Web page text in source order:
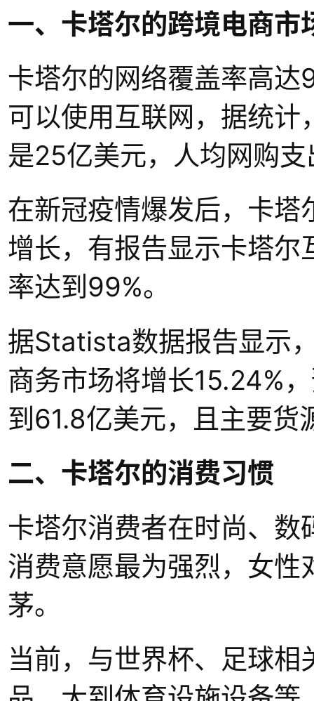
一、卡塔尔的跨境电商市
卡塔尔的网络覆盖率高
可以使用互联网，据统
是25亿美元，人均网购
在新冠疫情爆发后，卡
增长，有报告显示卡塔
率达到99%。
据Statista数据报告显示
商务市场将增长15.24%
到61.8亿美元，且主要货
二、卡塔尔的消费习惯
卡塔尔消费者在时尚、
消费意愿最为强烈，女
茅。
当前，与世界杯、足球